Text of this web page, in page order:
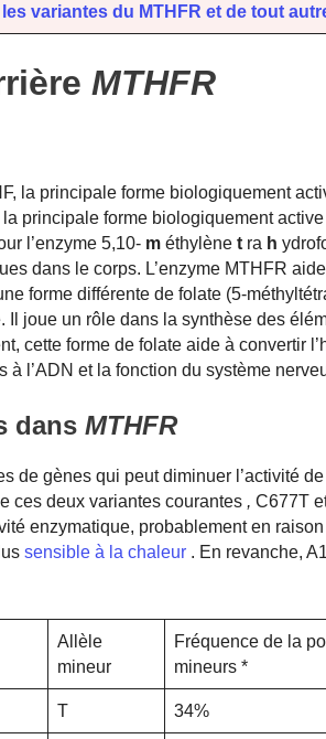
variantes du MTHFR et de tout
MTHFR
principale forme biologiquement
l’enzyme 5,10- m éthylène t ra h
dans le corps. L’enzyme MTHFR
forme différente de folate (5-
Il joue un rôle dans la synthèse des
cette forme de folate aide à convertir
à l’ADN et la fonction du système
dans MTHFR
de gènes qui peut diminuer l’activité
ces deux variantes courantes , C677T
enzymatique, probablement en
sensible à la chaleur . En revanche,
Allèle
mineur
Fréquence de la
mineurs *
T 34%